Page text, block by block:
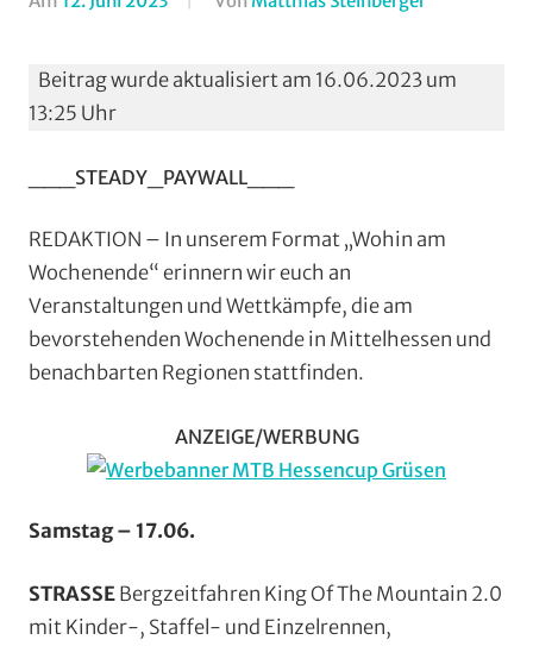
am
Beitrag wurde aktualisiert am 16.06.2023 um
13:25 Uhr
___STEADY_PAYWALL___
REDAKTION – In unserem Format „Wohin am
Wochenende“ erinnern wir euch an
Veranstaltungen und Wettkämpfe, die am
bevorstehenden Wochenende in Mittelhessen und
benachbarten Regionen stattfinden.
ANZEIGE/WERBUNG
Samstag – 17.06.
STRASSEBergzeitfahren King Of The Mountain 2.0
mit Kinder-, Staffel- und Einzelrennen,